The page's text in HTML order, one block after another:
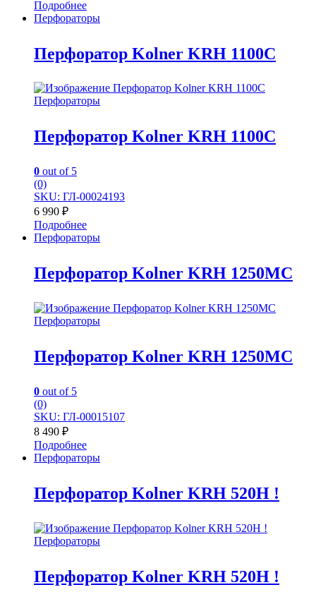
Подробнее
Перфораторы
Перфоратор Kolner KRH 1100C
Перфораторы
Перфоратор Kolner KRH 1100C
0 out of 5
(0)
SKU: ГЛ-00024193
6 990 ₽
Подробнее
Перфораторы
Перфоратор Kolner KRH 1250MC
Перфораторы
Перфоратор Kolner KRH 1250MC
0 out of 5
(0)
SKU: ГЛ-00015107
8 490 ₽
Подробнее
Перфораторы
Перфоратор Kolner KRH 520H !
Перфораторы
Перфоратор Kolner KRH 520H !